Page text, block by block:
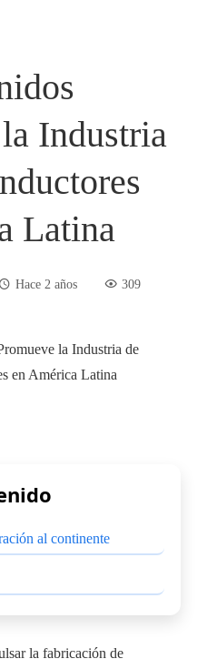
Industria
Latina
Hace 2 años 309
al continente
la fabricación de